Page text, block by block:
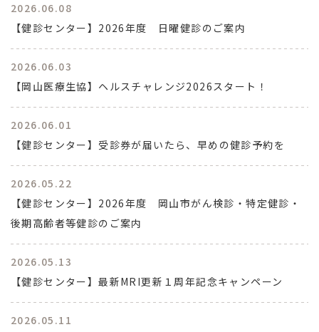
2026.06.08
【健診センター】2026年度 日曜健診のご案内
2026.06.03
【岡山医療生協】ヘルスチャレンジ2026スタート！
2026.06.01
【健診センター】受診券が届いたら、早めの健診予約を
2026.05.22
【健診センター】2026年度 岡山市がん検診・特定健診・
後期高齢者等健診のご案内
2026.05.13
【健診センター】最新MRI更新１周年記念キャンペーン
2026.05.11